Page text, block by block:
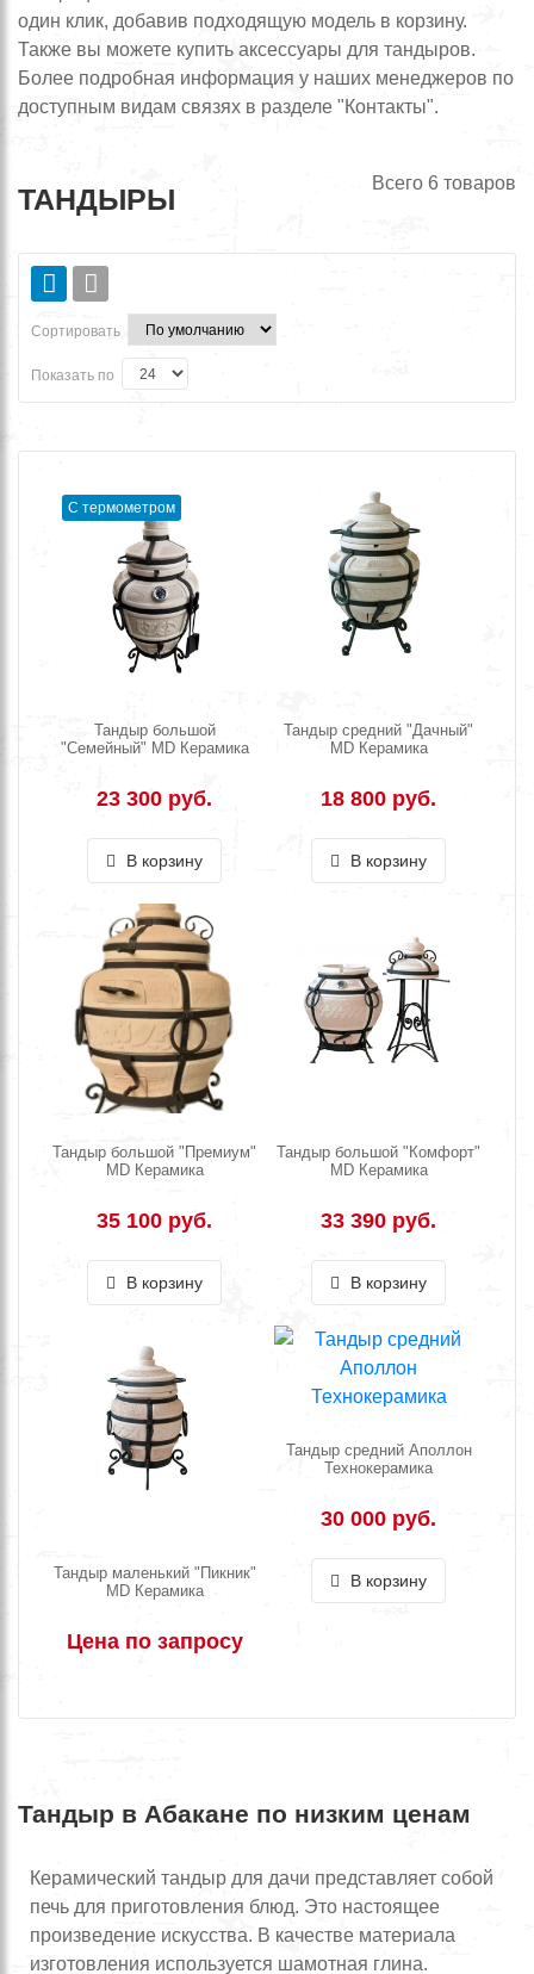
один клик, добавив подходящую модель в корзину.
Также вы можете купить аксессуары для тандыров.
Более подробная информация у наших менеджеров по
доступным видам связях в разделе "Контакты".
ТАНДЫРЫ Всего 6 товаров
Сортировать
Показать по
С термометром
Тандыр большой
"Семейный" MD Керамика
23 300 руб.
В корзину
Тандыр средний "Дачный"
MD Керамика
18 800 руб.
В корзину
Тандыр большой "Премиум"
MD Керамика
35 100 руб.
В корзину
Тандыр большой "Комфорт"
MD Керамика
33 390 руб.
В корзину
Тандыр маленький "Пикник"
MD Керамика
Цена по запросу
Тандыр средний Аполлон
Технокерамика
30 000 руб.
В корзину
Тандыр в Абакане по низким ценам
Керамический тандыр для дачи представляет собой
печь для приготовления блюд. Это настоящее
произведение искусства. В качестве материала
изготовления используется шамотная глина.